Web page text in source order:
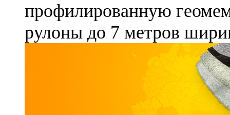
профилированную
рулоны до 7 метров